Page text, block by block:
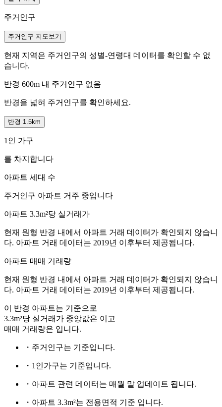
주거인구
주거인구 지도보기
현재 지역은 주거인구의 성별-연령대 데이터를 확인할 수 없
습니다.
반경 600m 내 주거인구 없음
반경을 넓혀 주거인구를 확인하세요.
반경 1.5km
1인 가구
를 차지합니다
아파트 세대 수
주거인구 아파트 거주 중입니다
아파트 3.3m²당 실거래가
현재 원형 반경 내에서 아파트 거래 데이터가 확인되지 않습니
다. 아파트 거래 데이터는 2019년 이후부터 제공됩니다.
아파트 매매 거래량
현재 원형 반경 내에서 아파트 거래 데이터가 확인되지 않습니
다. 아파트 거래 데이터는 2019년 이후부터 제공됩니다.
이 반경 아파트는 기준으로
3.3m²당 실거래가 중앙값은 이고
매매 거래량은 입니다.
・주거인구는 기준입니다.
・1인가구는 기준입니다.
・아파트 관련 데이터는 매월 말 업데이트 됩니다.
・아파트 3.3m²는 전용면적 기준 입니다.